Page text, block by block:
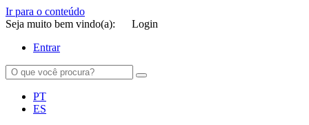
Ir para o conteúdo
Seja muito bem vindo(a):
Login
Entrar
PT
ES